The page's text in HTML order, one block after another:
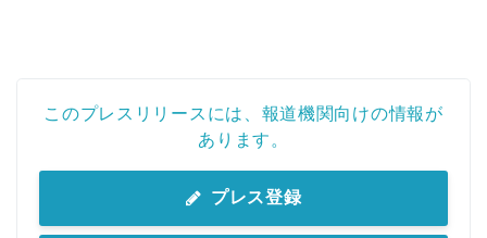
このプレスリリースには、報道機関向けの情報が
あります。
プレス登録